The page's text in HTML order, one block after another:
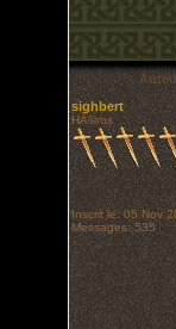
sighbert
HÃ©ros
Inscrit le: 05 Nov
Messages: 535